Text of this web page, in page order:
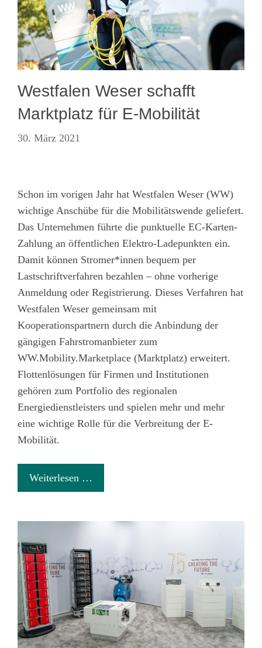
Westfalen Weser schafft
Marktplatz für E-Mobilität
30. März 2021
Schon im vorigen Jahr hat Westfalen Weser (WW)
wichtige Anschübe für die Mobilitätswende geliefert.
Das Unternehmen führte die punktuelle EC-Karten-
Zahlung an öffentlichen Elektro-Ladepunkten ein.
Damit können Stromer*innen bequem per
Lastschriftverfahren bezahlen – ohne vorherige
Anmeldung oder Registrierung. Dieses Verfahren hat
Westfalen Weser gemeinsam mit
Kooperationspartnern durch die Anbindung der
gängigen Fahrstromanbieter zum
WW.Mobility.Marketplace (Marktplatz) erweitert.
Flottenlösungen für Firmen und Institutionen
gehören zum Portfolio des regionalen
Energiedienstleisters und spielen mehr und mehr
eine wichtige Rolle für die Verbreitung der E-
Mobilität.
Weiterlesen …